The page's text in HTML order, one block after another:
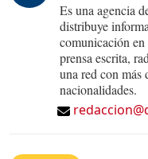
Es una agencia
distribuye
comunicación
prensa escrita,
una red con más
nacionalidades.